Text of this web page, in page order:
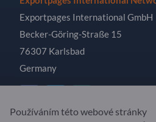
Exportpages International GmbH
Becker-Göring-Straße 15
76307 Karlsbad
Germany
Používáním této webové stránky